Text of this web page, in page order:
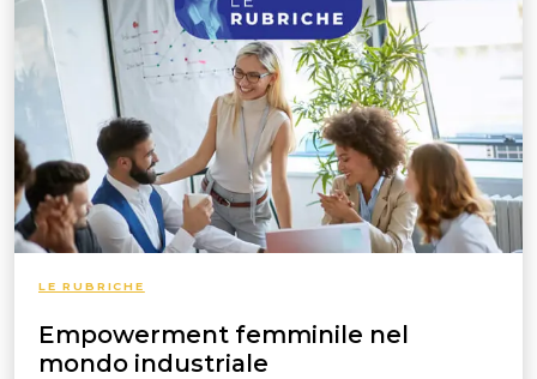
LE RUBRICHE
Empowerment femminile nel
mondo industriale